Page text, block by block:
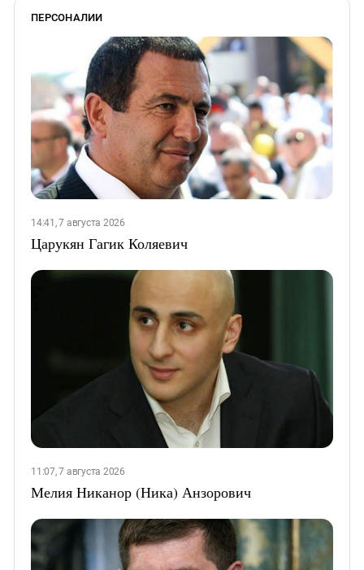
ПЕРСОНАЛИИ
14:41, 7 августа 2026
Царукян Гагик Коляевич
11:07, 7 августа 2026
Мелия Никанор (Ника) Анзорович